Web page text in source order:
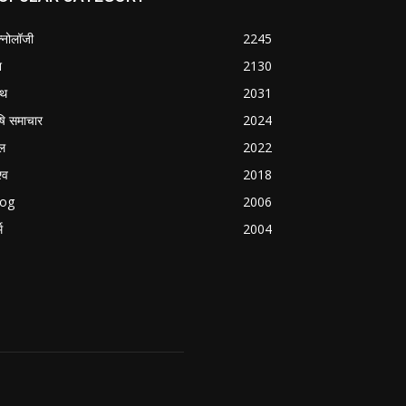
2245
2130
2031
समाचार
2024
2022
2018
2006
2004